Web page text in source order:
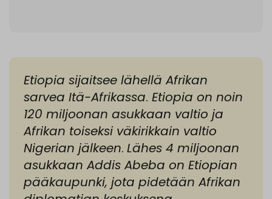
Etiopia sijaitsee lähellä Afrikan
sarvea Itä-Afrikassa. Etiopia on noin
120 miljoonan asukkaan valtio ja
Afrikan toiseksi väkirikkain valtio
Nigerian jälkeen. Lähes 4 miljoonan
asukkaan Addis Abeba on Etiopian
pääkaupunki, jota pidetään Afrikan